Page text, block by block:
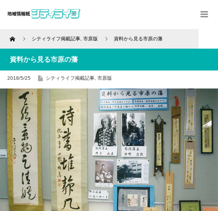
Home シティライフ掲載記事 市原版 資料から見る市原の藩
資料から見る市原の藩
2018/5/25 シティライフ掲載記事 市原版